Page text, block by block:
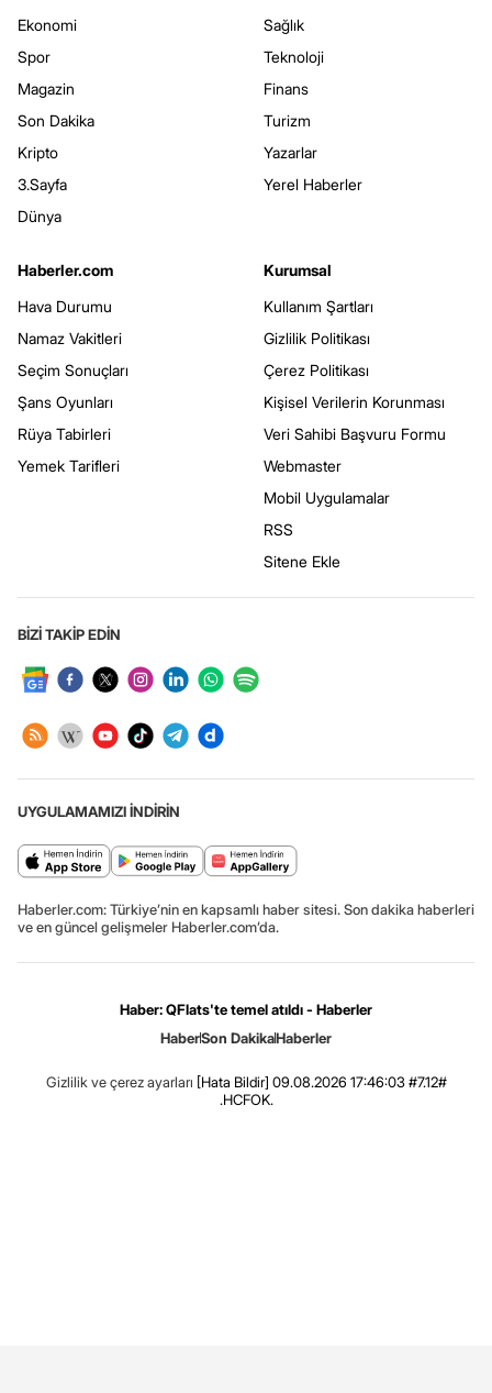
Ekonomi
Spor
Magazin
Son Dakika
Kripto
3.Sayfa
Dünya
Sağlık
Teknoloji
Finans
Turizm
Yazarlar
Yerel Haberler
Haberler.com
Hava Durumu
Namaz Vakitleri
Seçim Sonuçları
Şans Oyunları
Rüya Tabirleri
Yemek Tarifleri
Kurumsal
Kullanım Şartları
Gizlilik Politikası
Çerez Politikası
Kişisel Verilerin Korunması
Veri Sahibi Başvuru Formu
Webmaster
Mobil Uygulamalar
RSS
Sitene Ekle
BİZİ TAKİP EDİN
UYGULAMAMIZI İNDİRİN
Haberler.com: Türkiye’nin en kapsamlı haber sitesi. Son dakika haberleri
ve en güncel gelişmeler Haberler.com’da.
Haber: QFlats'te temel atıldı - Haberler
HaberSon DakikaHaberler
Gizlilik ve çerez ayarları [Hata Bildir] 09.08.2026 17:46:03 #7.12#
.HCFOK.